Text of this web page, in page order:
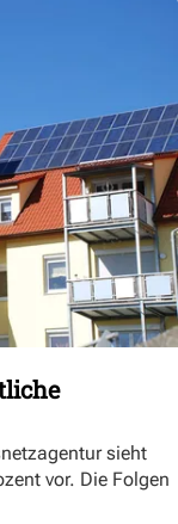
sieht
vor. Die Folgen